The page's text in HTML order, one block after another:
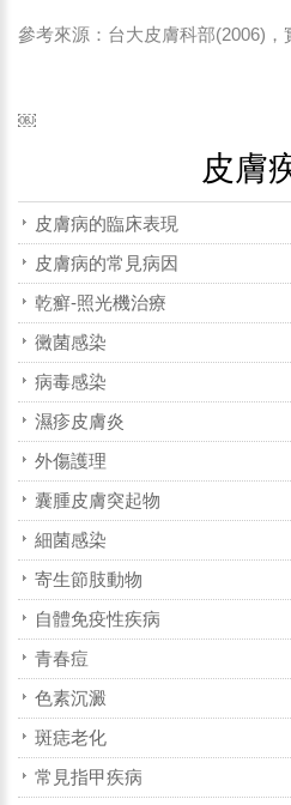
參考來源：台大皮膚科部(2006)，
￼
皮膚
皮膚病的臨床表現
皮膚病的常見病因
乾癬-照光機治療
黴菌感染
病毒感染
濕疹皮膚炎
外傷護理
囊腫皮膚突起物
細菌感染
寄生節肢動物
自體免疫性疾病
青春痘
色素沉澱
斑痣老化
常見指甲疾病